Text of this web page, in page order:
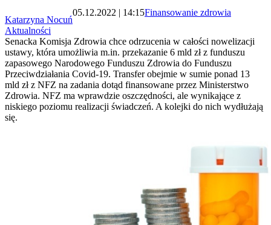
Katarzyna Nocuń
05.12.2022 | 14:15Finansowanie zdrowia
Aktualności
Senacka Komisja Zdrowia chce odrzucenia w całości nowelizacji
ustawy, która umożliwia m.in. przekazanie 6 mld zł z funduszu
zapasowego Narodowego Funduszu Zdrowia do Funduszu
Przeciwdziałania Covid-19. Transfer obejmie w sumie ponad 13
mld zł z NFZ na zadania dotąd finansowane przez Ministerstwo
Zdrowia. NFZ ma wprawdzie oszczędności, ale wynikające z
niskiego poziomu realizacji świadczeń. A kolejki do nich wydłużają
się.